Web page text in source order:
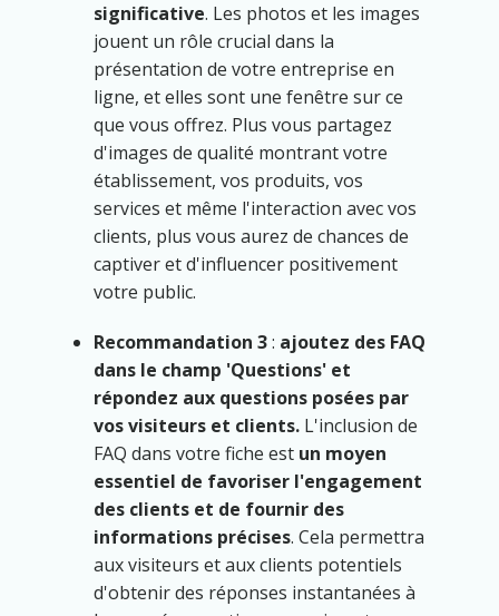
significative. Les photos et les images
jouent un rôle crucial dans la
présentation de votre entreprise en
ligne, et elles sont une fenêtre sur ce
que vous offrez. Plus vous partagez
d'images de qualité montrant votre
établissement, vos produits, vos
services et même l'interaction avec vos
clients, plus vous aurez de chances de
captiver et d'influencer positivement
votre public.
Recommandation 3: ajoutez des FAQ
dans le champ 'Questions' et
répondez aux questions posées par
vos visiteurs et clients. L'inclusion de
FAQ dans votre fiche est un moyen
essentiel de favoriser l'engagement
des clients et de fournir des
informations précises. Cela permettra
aux visiteurs et aux clients potentiels
d'obtenir des réponses instantanées à